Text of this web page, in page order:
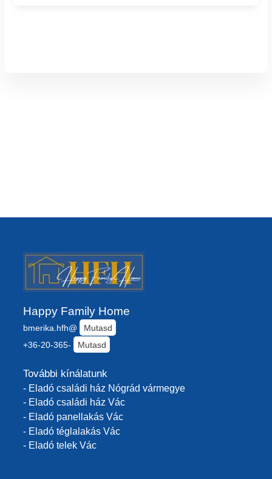
Happy Family Home
bmerika.hfh@
Mutasd
+36-20-365-
Mutasd
További kínálatunk
- Eladó családi ház Nógrád vármegye
- Eladó családi ház Vác
- Eladó panellakás Vác
- Eladó téglalakás Vác
- Eladó telek Vác